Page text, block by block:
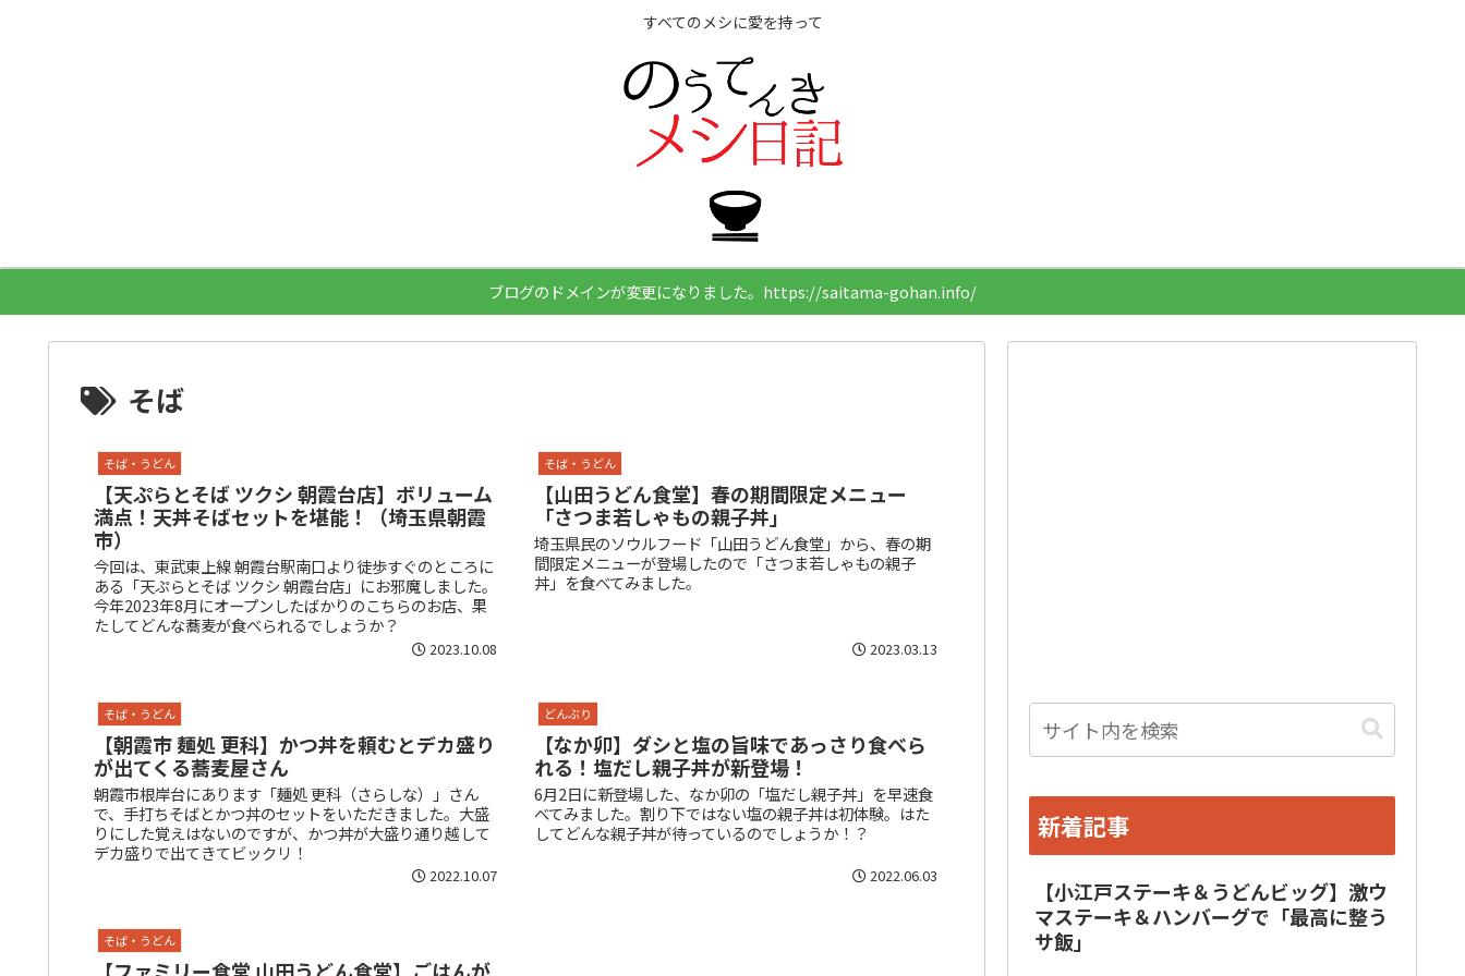
すべてのメシに愛を持って
ブログのドメインが変更になりました。https://saitama-gohan.info/
そば
そば・うどん
【天ぷらとそば ツクシ 朝霞台店】ボリューム
満点！天丼そばセットを堪能！（埼玉県朝霞
市）
今回は、東武東上線 朝霞台駅南口より徒歩すぐのところに
ある「天ぷらとそば ツクシ 朝霞台店」にお邪魔しました。
今年2023年8月にオープンしたばかりのこちらのお店、果
たしてどんな蕎麦が食べられるでしょうか？
2023.10.08
そば・うどん
【山田うどん食堂】春の期間限定メニュー
「さつま若しゃもの親子丼」
埼玉県民のソウルフード「山田うどん食堂」から、春の期
間限定メニューが登場したので「さつま若しゃもの親子
丼」を食べてみました。
2023.03.13
そば・うどん
【朝霞市 麺処 更科】かつ丼を頼むとデカ盛り
が出てくる蕎麦屋さん
朝霞市根岸台にあります「麺処 更科（さらしな）」さん
で、手打ちそばとかつ丼のセットをいただきました。大盛
りにした覚えはないのですが、かつ丼が大盛り通り越して
デカ盛りで出てきてビックリ！
2022.10.07
どんぶり
【なか卯】ダシと塩の旨味であっさり食べら
れる！塩だし親子丼が新登場！
6月2日に新登場した、なか卯の「塩だし親子丼」を早速食
べてみました。割り下ではない塩の親子丼は初体験。はた
してどんな親子丼が待っているのでしょうか！？
2022.06.03
そば・うどん
新着記事
【小江戸ステーキ＆うどんビッグ】激ウ
マステーキ＆ハンバーグで「最高に整う
サ飯」